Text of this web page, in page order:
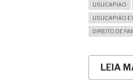
USUCAPIAO
USUCAPIÃO
DIREITO DE
LEIA